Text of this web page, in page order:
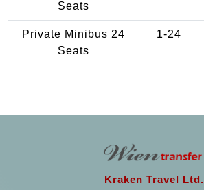
Seats
Private Minibus 24
Seats
1-24
Kraken Travel Ltd.